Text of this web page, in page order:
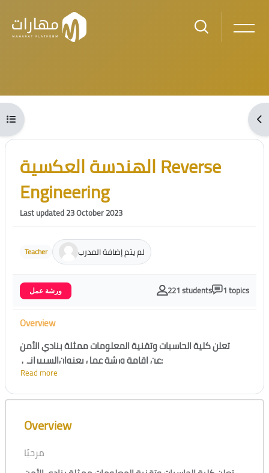
Skip to main content
Blocks
Open course index
Blocks
Skip [Cocoon] Course Intro
الهندسة العكسية Reverse
Engineering
Last updated 23 October 2023
Teacher لم يتم إضافة المدرب
ورشة عمل 221 students 1 topics
Overview
تعلن كلية الحاسبات وتقنية المعلومات ممثلة بنادي الأمن
السيبرانيعن إقامة ورشة عمل بعنوان:
الهندسة العكسية Reverse Engineering
تقديم /هديل المنصوري - ولاء النويمي
Read more
Skip [Cocoon] Course Overview
Overview
مرحبًا